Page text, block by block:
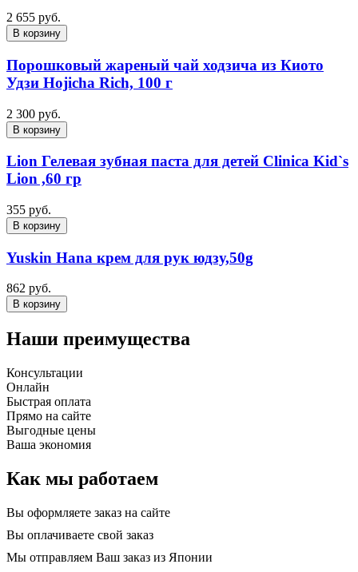
2 655 руб.
В корзину
Порошковый жареный чай ходзича из Киото
Удзи Hojicha Rich, 100 г
2 300 руб.
В корзину
Lion Гелевая зубная паста для детей Clinica Kid`s
Lion ,60 гр
355 руб.
В корзину
Yuskin Hana крем для рук юдзу,50g
862 руб.
В корзину
Наши преимущества
Консультации
Онлайн
Быстрая оплата
Прямо на сайте
Выгодные цены
Ваша экономия
Как мы работаем
Вы оформляете заказ на сайте
Вы оплачиваете свой заказ
Мы отправляем Ваш заказ из Японии